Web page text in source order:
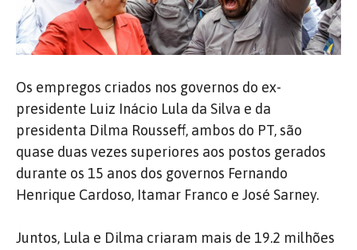
Os empregos criados nos governos do ex-
presidente Luiz Inácio Lula da Silva e da
presidenta Dilma Rousseff, ambos do PT, são
quase duas vezes superiores aos postos gerados
durante os 15 anos dos governos Fernando
Henrique Cardoso, Itamar Franco e José Sarney.
Juntos, Lula e Dilma criaram mais de 19.2 milhões